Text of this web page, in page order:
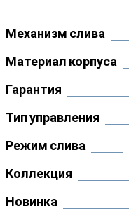
Механизм слива
Материал корпуса
Гарантия
Тип управления
Режим слива
Коллекция
Новинка